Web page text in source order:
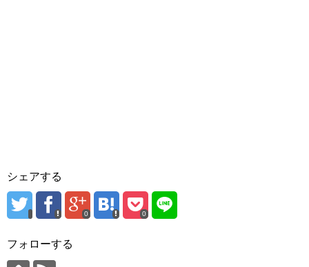
シェアする
0 0
フォローする